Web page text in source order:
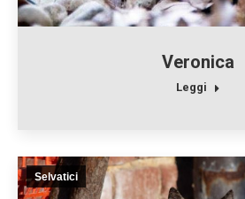
Veronica
Leggi
Selvatici